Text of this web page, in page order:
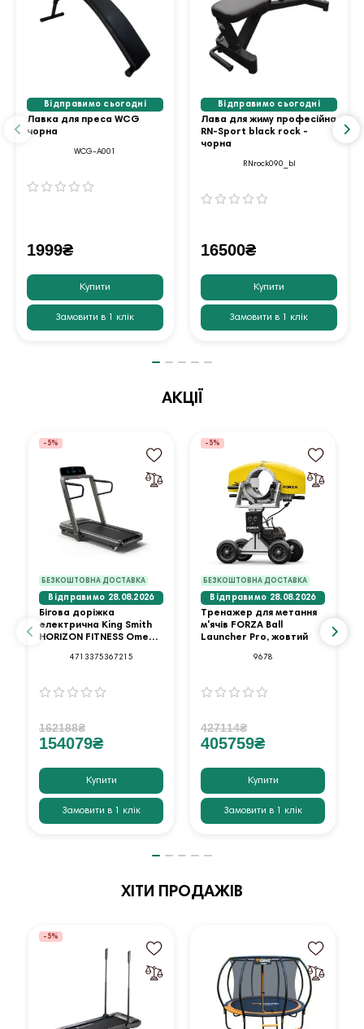
Відправимо сьогодні
Лавка для преса WCG
чорна
WCG-A001
1999₴
Купити
Замовити в 1 клік
Відправимо сьогодні
Лава для жиму професійна
RN-Sport black rock -
чорна
RNrock090_bl
16500₴
Купити
Замовити в 1 клік
АКЦІЇ
БЕЗКОШТОВНА ДОСТАВКА
-5%
Відправимо 28.08.2026
Бігова доріжка
електрична King Smith
HORIZON FITNESS Omega
4713375367215
162188₴
154079₴
Купити
Замовити в 1 клік
БЕЗКОШТОВНА ДОСТАВКА
-5%
Відправимо 28.08.2026
Тренажер для метання
м'ячів FORZA Ball
Launcher Pro, жовтий
9678
427114₴
405759₴
Купити
Замовити в 1 клік
ХІТИ ПРОДАЖІВ
-5%